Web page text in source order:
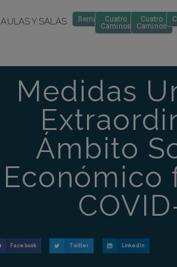
AULAS Y SALAS BernabéuCuatro
Caminos
Cuatro
Caminos
Medidas
Ámbito
Económico
Facebook Twitter LinkedIn